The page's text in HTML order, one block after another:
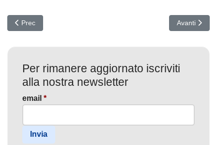
Articolo precedente: Cyberattacco Invisibile: APT41 sfrutta
Prec Articolo
Avanti
Per rimanere aggiornato iscriviti
alla nostra newsletter
email *
Invia